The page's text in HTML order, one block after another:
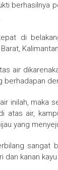
berhasilnya
di
air
berhadapan
inilah, maka
atas air,
yang
sangat
dan kanan